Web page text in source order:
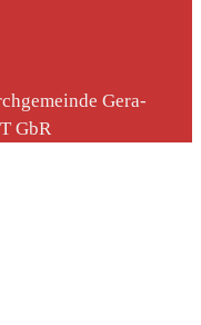
Gera-
GbR